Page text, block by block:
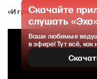
«И грянул Грэм» 11 мая
Скачайте
слушать
Ваши любимые
в эфире! Тут всё,